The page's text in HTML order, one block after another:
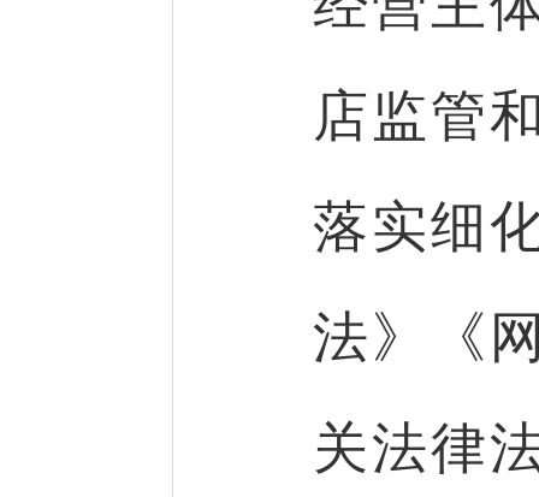
店监管
落实细
法》《
关法律